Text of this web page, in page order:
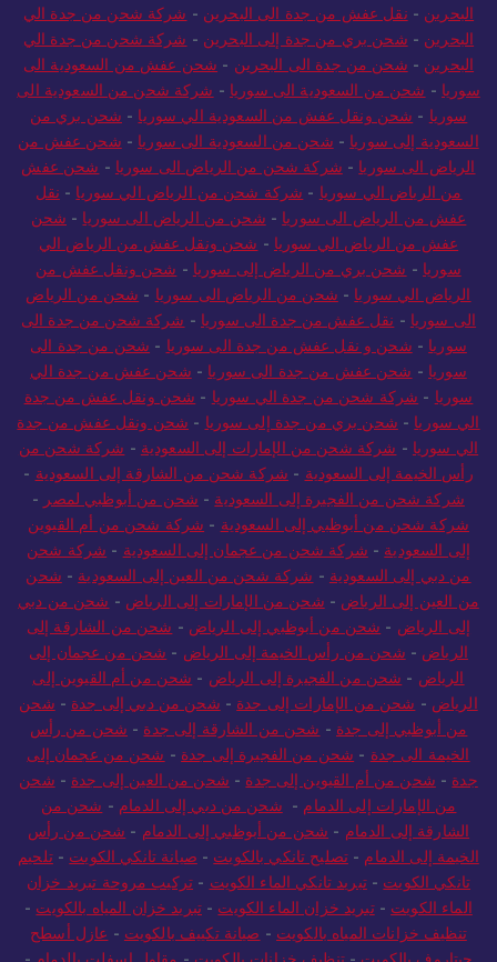
البحرين - نقل عفش من جدة الى البحرين - شركة شحن من جدة الي
البحرين - شحن بري من جدة إلى البحرين - شركة شحن من جدة الي
البحرين - شحن من جدة الى البحرين - شحن عفش من السعودية الى
سوريا - شحن من السعودية الى سوريا - شركة شحن من السعودية الى
سوريا - شحن ونقل عفش من السعودية الي سوريا - شحن بري من
السعودية إلى سوريا - شحن من السعودية الى سوريا - شحن عفش من
الرياض الى سوريا - شركة شحن من الرياض الى سوريا - شحن عفش
من الرياض الي سوريا - شركة شحن من الرياض الي سوريا - نقل
عفش من الرياض الى سوريا - شحن من الرياض الى سوريا - شحن
عفش من الرياض الي سوريا - شحن ونقل عفش من الرياض الي
سوريا - شحن بري من الرياض إلى سوريا - شحن ونقل عفش من
الرياض الي سوريا - شحن من الرياض الى سوريا - شحن من الرياض
الى سوريا - نقل عفش من جدة الى سوريا - شركة شحن من جدة الى
سوريا - شحن و نقل عفش من جدة الى سوريا - شحن من جدة الى
سوريا - شحن عفش من جدة الى سوريا - شحن عفش من جدة الي
سوريا - شركة شحن من جدة الي سوريا - شحن ونقل عفش من جدة
الي سوريا - شحن بري من جدة إلى سوريا - شحن ونقل عفش من جدة
الي سوريا - شركة شحن من الإمارات إلى السعودية - شركة شحن من
رأس الخيمة إلى السعودية - شركة شحن من الشارقة إلى السعودية -
شركة شحن من الفجيرة إلى السعودية - شحن من أبوظبي لمصر -
شركة شحن من أبوظبي إلى السعودية - شركة شحن من أم القيوين
إلى السعودية - شركة شحن من عجمان إلى السعودية - شركة شحن
من دبي إلى السعودية - شركة شحن من العين إلى السعودية - شحن
من العين إلى الرياض - شحن من الإمارات إلى الرياض - شحن من دبي
إلى الرياض - شحن من أبوظبي إلى الرياض - شحن من الشارقة إلى
الرياض - شحن من رأس الخيمة إلى الرياض - شحن من عجمان إلى
الرياض - شحن من الفجيرة إلى الرياض - شحن من أم القيوين إلى
الرياض - شحن من الإمارات إلى جدة - شحن من دبي إلى جدة - شحن
من أبوظبي إلى جدة - شحن من الشارقة إلى جدة - شحن من رأس
الخيمة الى جدة - شحن من الفجيرة إلى جدة - شحن من عجمان إلى
جدة - شحن من أم القيوين إلى جدة - شحن من العين إلى جدة - شحن
من الإمارات إلى الدمام - شحن من دبي إلى الدمام - شحن من
الشارقة إلى الدمام - شحن من أبوظبي إلى الدمام - شحن من رأس
الخيمة إلى الدمام -تصليح تانكي بالكويت - صيانة تانكي الكويت -تلحيم
تانكي الكويت -تبريد تانكي الماء الكويت - تركيب مروحة تبريد خزان
الماء الكويت -تبريد خزان الماء الكويت - تبريد خزان المياه بالكويت -
تنظيف خزانات المياه بالكويت - صيانة تكييف بالكويت - عازل أسطح